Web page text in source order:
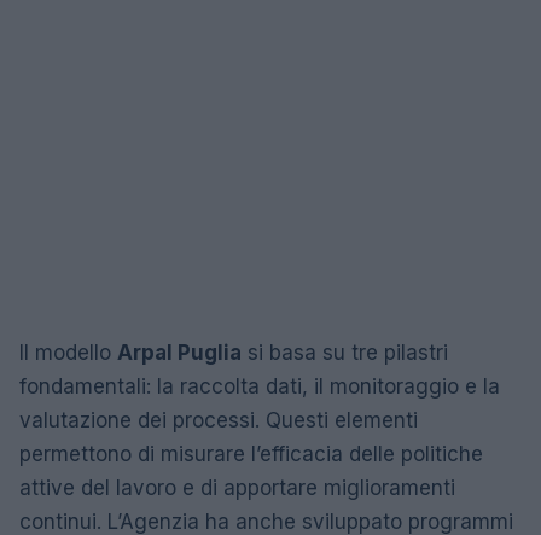
Il modello Arpal Puglia si basa su tre pilastri
fondamentali: la raccolta dati, il monitoraggio e la
valutazione dei processi. Questi elementi
permettono di misurare l’efficacia delle politiche
attive del lavoro e di apportare miglioramenti
continui. L’Agenzia ha anche sviluppato programmi